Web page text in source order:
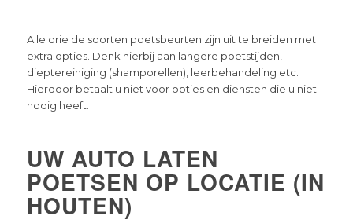
Alle drie de soorten poetsbeurten zijn uit te breiden met
extra opties. Denk hierbij aan langere poetstijden,
dieptereiniging (shamporellen), leerbehandeling etc.
Hierdoor betaalt u niet voor opties en diensten die u niet
nodig heeft.
UW AUTO LATEN
POETSEN OP LOCATIE (IN
HOUTEN)